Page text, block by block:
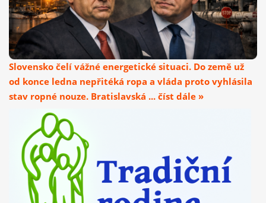
Slovensko čelí vážné energetické situaci. Do země už
od konce ledna nepřitéká ropa a vláda proto vyhlásila
stav ropné nouze. Bratislavská ... číst dále »